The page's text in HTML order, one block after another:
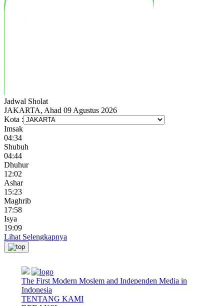
Jadwal Sholat
JAKARTA, Ahad 09 Agustus 2026
Kota :
Imsak
04:34
Shubuh
04:44
Dhuhur
12:02
Ashar
15:23
Maghrib
17:58
Isya
19:09
Lihat Selengkapnya
The First Modern Moslem and Independen Media in
Indonesia
TENTANG KAMI